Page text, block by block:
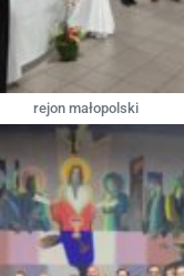
rejon małopolski